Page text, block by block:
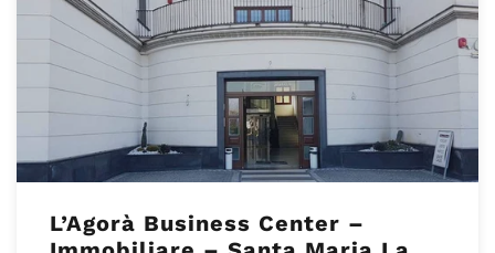
L’Agorà Business Center –